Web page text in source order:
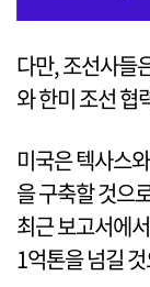
다만, 조선사들
와 한미 조선 협
미국은 텍사스
을 구축할 것으
최근 보고서에
1억톤을 넘길